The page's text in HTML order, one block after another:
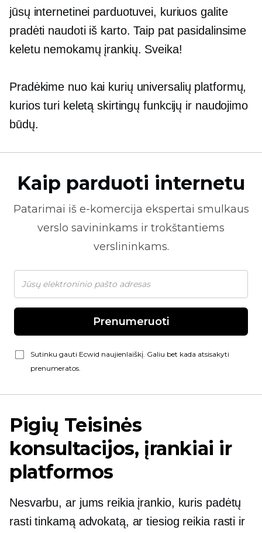
jūsų internetinei parduotuvei, kuriuos galite
pradėti naudoti iš karto. Taip pat pasidalinsime
keletu nemokamų įrankių. Sveika!
Pradėkime nuo kai kurių universalių platformų,
kurios turi keletą skirtingų funkcijų ir naudojimo
būdų.
Kaip parduoti internetu
Patarimai iš e-komercija ekspertai smulkaus
verslo savininkams ir trokštantiems
verslininkams.
Prenumeruoti
Sutinku gauti Ecwid naujienlaiškį. Galiu bet kada atsisakyti
prenumeratos.
Pigių Teisinės
konsultacijos, įrankiai ir
platformos
Nesvarbu, ar jums reikia įrankio, kuris padėtų
rasti tinkamą advokatą, ar tiesiog reikia rasti ir